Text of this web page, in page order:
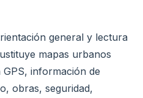
general y lectura
mapas urbanos
información de
obras, seguridad,